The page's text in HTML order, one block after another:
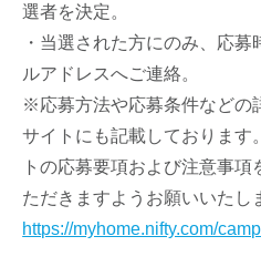
選者を決定。
・当選された方にのみ、応
ルアドレスへご連絡。
※応募方法や応募条件などの
サイトにも記載しております
トの応募要項および注意事
ただきますようお願いいたし
https://myhome.nifty.com/